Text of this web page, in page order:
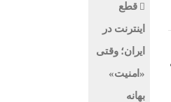
قطع
اینترنت در
ایران؛ وقتی
«امنیت»
بهانه